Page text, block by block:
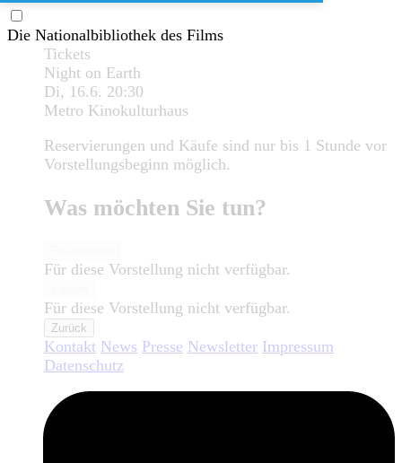
Die Nationalbibliothek des Films
Tickets
Night on Earth
Di, 16.6. 20:30
Metro Kinokulturhaus
Reservierungen und Käufe sind nur bis 1 Stunde vor
Vorstellungsbeginn möglich.
Was möchten Sie tun?
Für diese Vorstellung nicht verfügbar.
Für diese Vorstellung nicht verfügbar.
Zurück
Kontakt News Presse Newsletter Impressum
Datenschutz